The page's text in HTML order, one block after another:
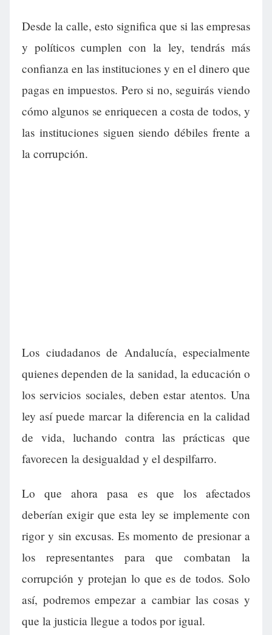
Desde la calle, esto significa que si las empresas
y políticos cumplen con la ley, tendrás más
confianza en las instituciones y en el dinero que
pagas en impuestos. Pero si no, seguirás viendo
cómo algunos se enriquecen a costa de todos, y
las instituciones siguen siendo débiles frente a
la corrupción.
Los ciudadanos de Andalucía, especialmente
quienes dependen de la sanidad, la educación o
los servicios sociales, deben estar atentos. Una
ley así puede marcar la diferencia en la calidad
de vida, luchando contra las prácticas que
favorecen la desigualdad y el despilfarro.
Lo que ahora pasa es que los afectados
deberían exigir que esta ley se implemente con
rigor y sin excusas. Es momento de presionar a
los representantes para que combatan la
corrupción y protejan lo que es de todos. Solo
así, podremos empezar a cambiar las cosas y
que la justicia llegue a todos por igual.